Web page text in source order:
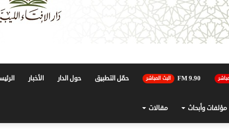
90.FM 9 البث المباشر حمّل التطبيق حول الدار الأخبار
مؤلفات وأبحاث مقالات